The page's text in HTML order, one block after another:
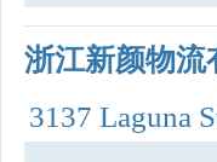
浙江新颜物流
3137 Laguna